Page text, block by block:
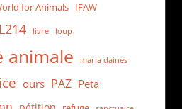
for Animals IFAW
L214 livre loup
animale maria daines
ours PAZ Peta